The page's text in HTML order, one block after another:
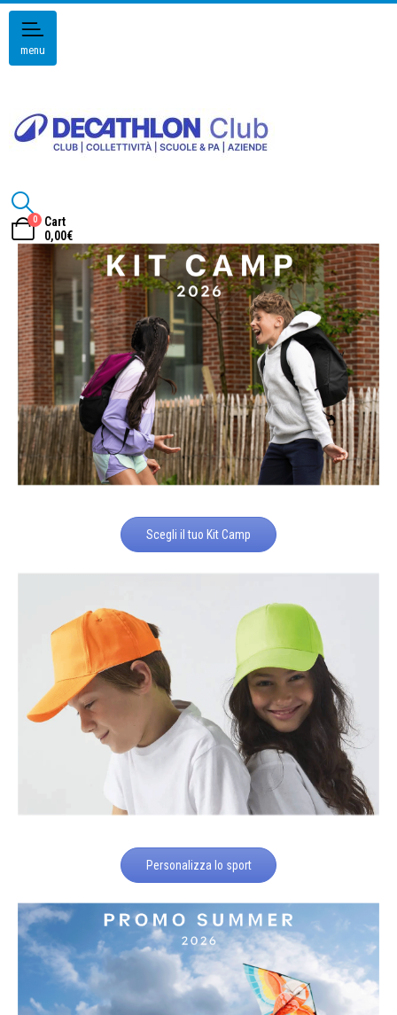
menu
0
Cart
0,00€
Scegli il tuo Kit Camp
Personalizza lo sport